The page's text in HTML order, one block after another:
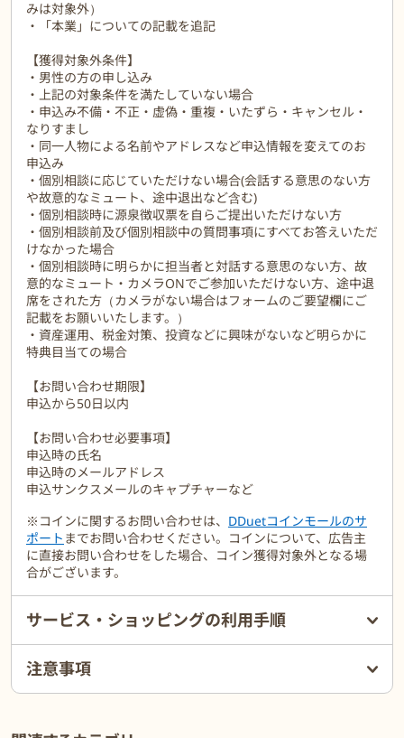
みは対象外）
・「本業」についての記載を追記
【獲得対象外条件】
・男性の方の申し込み
・上記の対象条件を満たしていない場合
・申込み不備・不正・虚偽・重複・いたずら・キャンセル・
なりすまし
・同一人物による名前やアドレスなど申込情報を変えてのお
申込み
・個別相談に応じていただけない場合(会話する意思のない方
や故意的なミュート、途中退出など含む)
・個別相談時に源泉徴収票を自らご提出いただけない方
・個別相談前及び個別相談中の質問事項にすべてお答えいただ
けなかった場合
・個別相談時に明らかに担当者と対話する意思のない方、故
意的なミュート・カメラONでご参加いただけない方、途中退
席をされた方（カメラがない場合はフォームのご要望欄にご
記載をお願いいたします。）
・資産運用、税金対策、投資などに興味がないなど明らかに
特典目当ての場合
【お問い合わせ期限】
申込から50日以内
【お問い合わせ必要事項】
申込時の氏名
申込時のメールアドレス
申込サンクスメールのキャプチャーなど
※コインに関するお問い合わせは、 DDuetコインモールのサ
ポート までお問い合わせください。コインについて、広告主
に直接お問い合わせをした場合、コイン獲得対象外となる場
合がございます。
サービス・ショッピングの利用手順
注意事項